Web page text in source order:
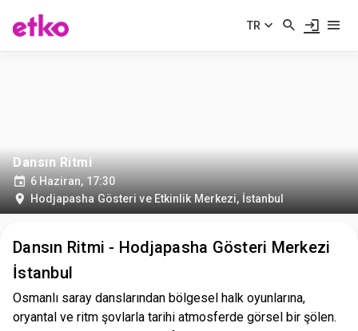
TR
Dansın Ritmi
6 Haziran, 17:30
Hodjapasha Gösteri ve Etkinlik Merkezi, İstanbul
Dansın Ritmi - Hodjapasha Gösteri Merkezi
İstanbul
Osmanlı saray danslarından bölgesel halk oyunlarına,
oryantal ve ritm şovlarla tarihi atmosferde görsel bir şölen.